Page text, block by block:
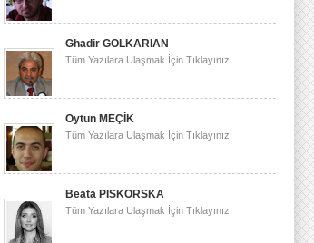
Ghadir GOLKARIAN
Tüm Yazılara Ulaşmak İçin Tıklayınız.
Oytun MEÇİK
Tüm Yazılara Ulaşmak İçin Tıklayınız.
Beata PISKORSKA
Tüm Yazılara Ulaşmak İçin Tıklayınız.